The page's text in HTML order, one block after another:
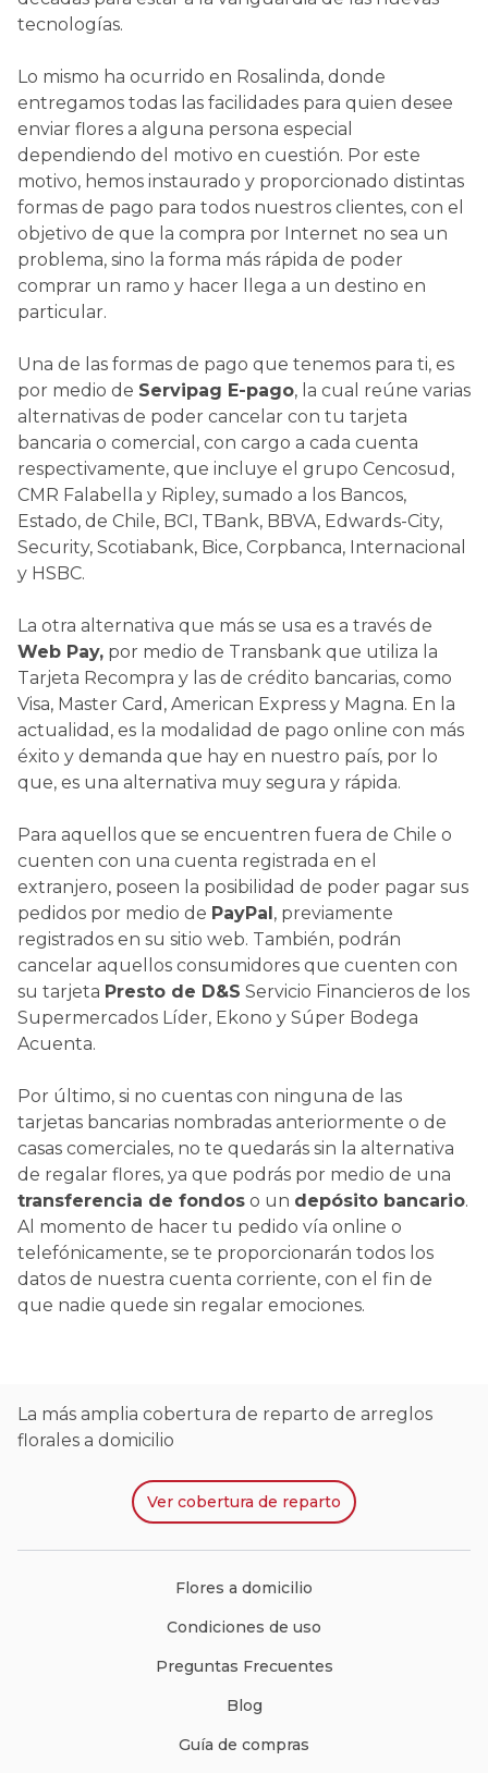
tecnologías.
Lo mismo ha ocurrido en Rosalinda, donde
entregamos todas las facilidades para quien desee
enviar flores a alguna persona especial
dependiendo del motivo en cuestión. Por este
motivo, hemos instaurado y proporcionado distintas
formas de pago para todos nuestros clientes, con el
objetivo de que la compra por Internet no sea un
problema, sino la forma más rápida de poder
comprar un ramo y hacer llega a un destino en
particular.
Una de las formas de pago que tenemos para ti, es
por medio de Servipag E-pago, la cual reúne varias
alternativas de poder cancelar con tu tarjeta
bancaria o comercial, con cargo a cada cuenta
respectivamente, que incluye el grupo Cencosud,
CMR Falabella y Ripley, sumado a los Bancos,
Estado, de Chile, BCI, TBank, BBVA, Edwards-City,
Security, Scotiabank, Bice, Corpbanca, Internacional
y HSBC.
La otra alternativa que más se usa es a través de
Web Pay, por medio de Transbank que utiliza la
Tarjeta Recompra y las de crédito bancarias, como
Visa, Master Card, American Express y Magna. En la
actualidad, es la modalidad de pago online con más
éxito y demanda que hay en nuestro país, por lo
que, es una alternativa muy segura y rápida.
Para aquellos que se encuentren fuera de Chile o
cuenten con una cuenta registrada en el
extranjero, poseen la posibilidad de poder pagar sus
pedidos por medio de PayPal, previamente
registrados en su sitio web. También, podrán
cancelar aquellos consumidores que cuenten con
su tarjeta Presto de D&S Servicio Financieros de los
Supermercados Líder, Ekono y Súper Bodega
Acuenta.
Por último, si no cuentas con ninguna de las
tarjetas bancarias nombradas anteriormente o de
casas comerciales, no te quedarás sin la alternativa
de regalar flores, ya que podrás por medio de una
transferencia de fondos o un depósito bancario.
Al momento de hacer tu pedido vía online o
telefónicamente, se te proporcionarán todos los
datos de nuestra cuenta corriente, con el fin de
que nadie quede sin regalar emociones.
La más amplia cobertura de reparto de arreglos
florales a domicilio
Ver cobertura de reparto
Flores a domicilio
Condiciones de uso
Preguntas Frecuentes
Blog
Guía de compras